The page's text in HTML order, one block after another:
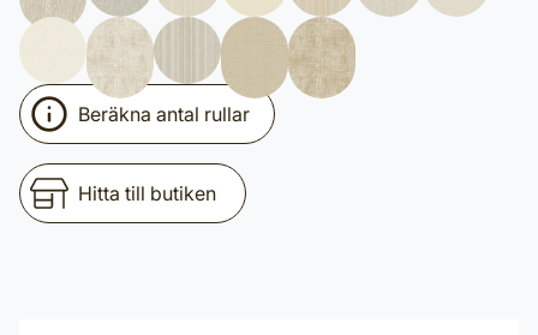
Beräkna antal rullar
Hitta till butiken